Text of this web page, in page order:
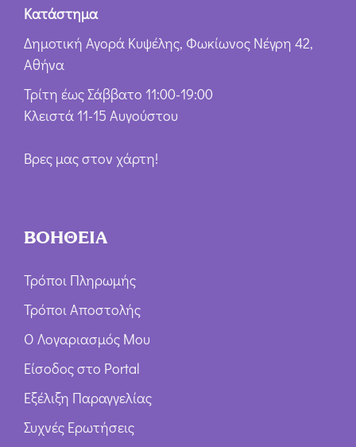
Κατάστημα
Δημοτική Αγορά Κυψέλης, Φωκίωνος Νέγρη 42,
Αθήνα
Τρίτη έως Σάββατο 11:00-19:00
Κλειστά 11-15 Αυγούστου
Βρες μας στον χάρτη!
ΒΟΗΘΕΙΑ
Τρόποι Πληρωμής
Τρόποι Αποστολής
Ο Λογαριασμός Μου
Είσοδος στο Portal
Εξέλιξη Παραγγελίας
Συχνές Ερωτήσεις